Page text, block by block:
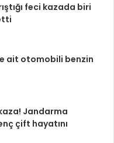
feci kazada biri
ait otomobili benzin
Jandarma
çift hayatını